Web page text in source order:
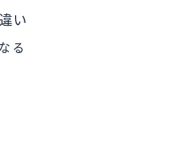
い
る